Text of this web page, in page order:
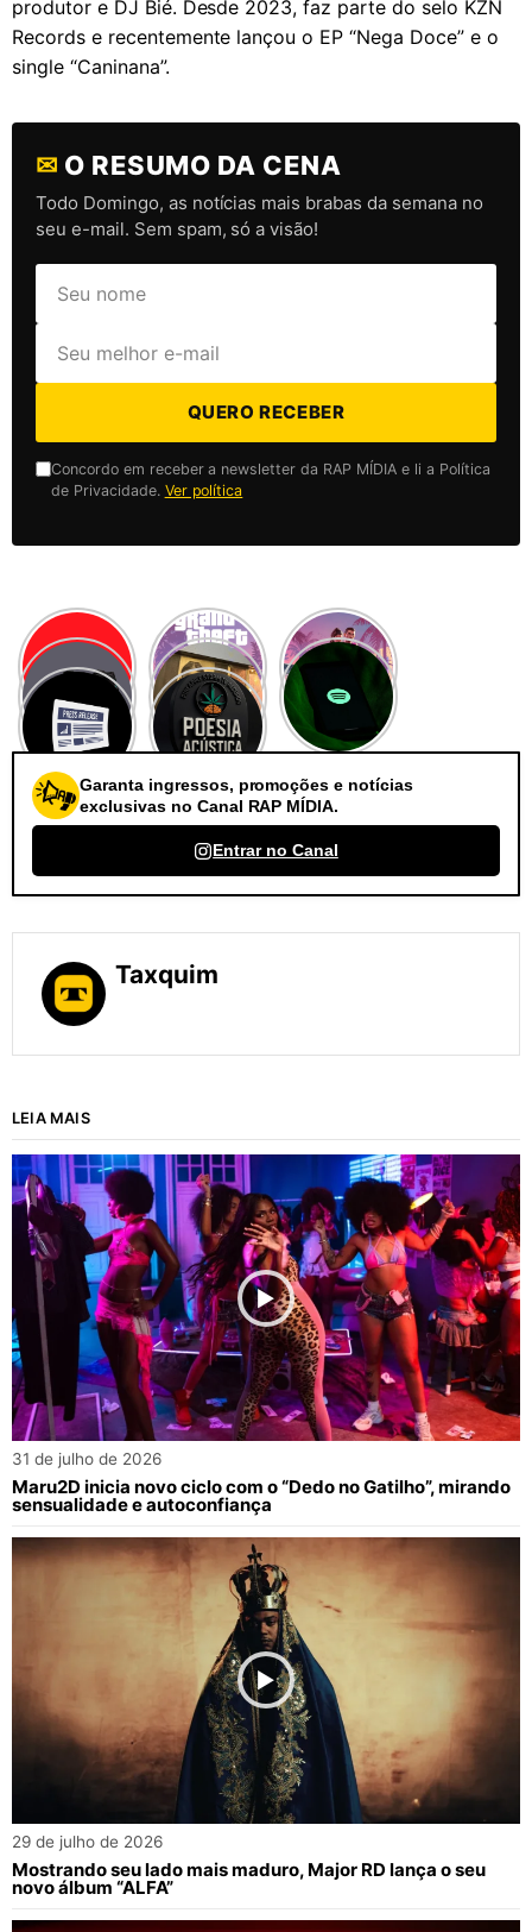
produtor e DJ Bié. Desde 2023, faz parte do selo KZN
Records e recentemente lançou o EP “Nega Doce” e o
single “Caninana”.
✉ O RESUMO DA CENA
Todo Domingo, as notícias mais brabas da semana no
seu e-mail. Sem spam, só a visão!
QUERO RECEBER
Concordo em receber a newsletter da RAP MÍDIA e li a Política
de Privacidade. Ver política
Garanta ingressos, promoções e notícias
exclusivas no Canal RAP MÍDIA.
Entrar no Canal
Taxquim
LEIA MAIS
31 de julho de 2026
Maru2D inicia novo ciclo com o “Dedo no Gatilho”, mirando
sensualidade e autoconfiança
29 de julho de 2026
Mostrando seu lado mais maduro, Major RD lança o seu
novo álbum “ALFA”